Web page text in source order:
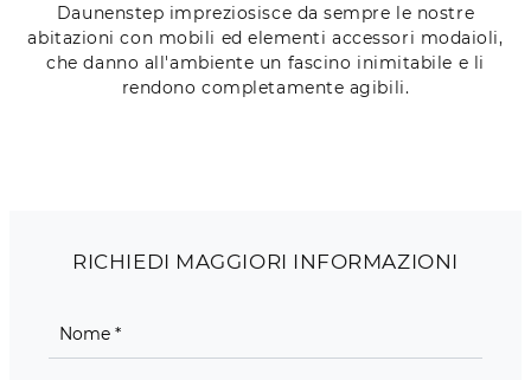
Daunenstep impreziosisce da sempre le nostre
abitazioni con mobili ed elementi accessori modaioli,
che danno all'ambiente un fascino inimitabile e li
rendono completamente agibili.
RICHIEDI MAGGIORI INFORMAZIONI